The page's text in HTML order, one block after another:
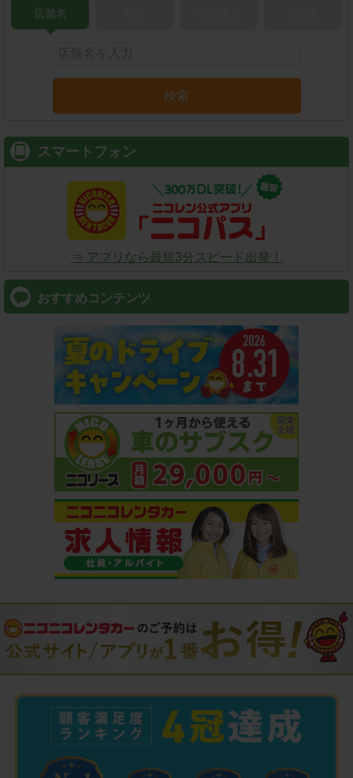
店舗名
検索
スマートフォン
⇒ アプリなら最短3分スピード出発！
おすすめコンテンツ